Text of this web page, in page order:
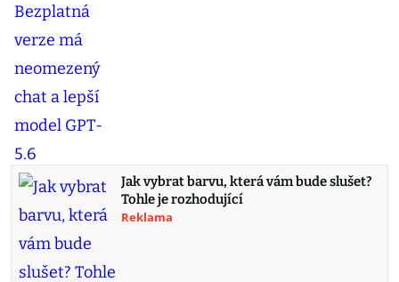
Jak vybrat barvu, která vám bude slušet?
Tohle je rozhodující
Reklama